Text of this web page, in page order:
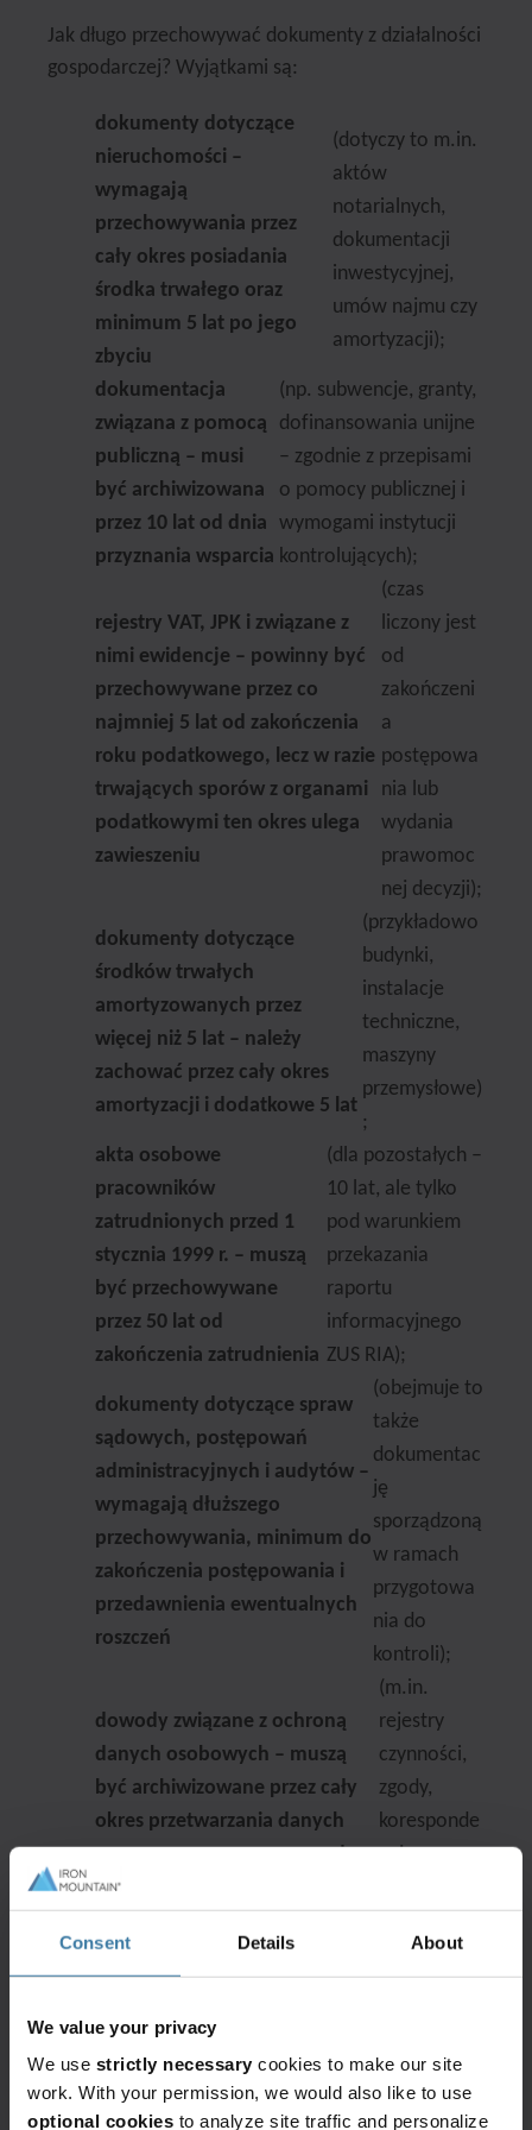
Consent Details About
We value your privacy
We use strictly necessary cookies to make our site
work. With your permission, we would also like to use
optional cookies to analyze site traffic and personalize
Jak długo przechowywać dokumenty z działalności
gospodarczej? Wyjątkami są:
dokumenty dotyczące
nieruchomości –
wymagają
przechowywania przez
cały okres posiadania
środka trwałego oraz
minimum 5 lat po jego
zbyciu
(dotyczy to m.in.
aktów
notarialnych,
dokumentacji
inwestycyjnej,
umów najmu czy
amortyzacji);
dokumentacja
związana z pomocą
publiczną – musi
być archiwizowana
przez 10 lat od dnia
przyznania wsparcia
(np. subwencje, granty,
dofinansowania unijne
– zgodnie z przepisami
o pomocy publicznej i
wymogami instytucji
kontrolujących);
rejestry VAT, JPK i związane z
nimi ewidencje – powinny być
przechowywane przez co
najmniej 5 lat od zakończenia
roku podatkowego, lecz w razie
trwających sporów z organami
podatkowymi ten okres ulega
zawieszeniu
(czas
liczony jest
od
zakończeni
a
postępowa
nia lub
wydania
prawomoc
nej decyzji);
dokumenty dotyczące
środków trwałych
amortyzowanych przez
więcej niż 5 lat – należy
zachować przez cały okres
amortyzacji i dodatkowe 5 lat
(przykładowo
budynki,
instalacje
techniczne,
maszyny
przemysłowe)
;
akta osobowe
pracowników
zatrudnionych przed 1
stycznia 1999 r. – muszą
być przechowywane
przez 50 lat od
zakończenia zatrudnienia
(dla pozostałych –
10 lat, ale tylko
pod warunkiem
przekazania
raportu
informacyjnego
ZUS RIA);
dokumenty dotyczące spraw
sądowych, postępowań
administracyjnych i audytów –
wymagają dłuższego
przechowywania, minimum do
zakończenia postępowania i
przedawnienia ewentualnych
roszczeń
(obejmuje to
także
dokumentac
ję
sporządzoną
w ramach
przygotowa
nia do
kontroli);
dowody związane z ochroną
danych osobowych – muszą
być archiwizowane przez cały
okres przetwarzania danych
oraz przez czas wymagany do
udokumentowania zgodności z
(m.in.
rejestry
czynności,
zgody,
koresponde
ncja,
lub wynikające z regulacji branżowych –
mogą podlegać odrębnym, dłuższym
terminom wynikającym z przepisów
sektorowych, np. dla podmiotów